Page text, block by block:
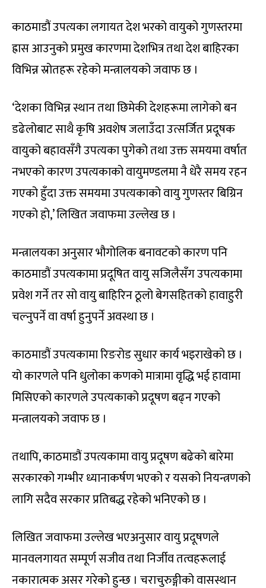
काठमाडौं उपत्यका लगायत देश भरको वायुको गुणस्तरमा
ह्रास आउनुको प्रमुख कारणमा देशभित्र तथा देश बाहिरका
विभिन्न स्रोतहरू रहेको मन्त्रालयको जवाफ छ ।
‘देशका विभिन्न स्थान तथा छिमेकी देशहरूमा लागेको बन
डढेलोबाट साथै कृषि अवशेष जलाउँदा उत्सर्जित प्रदूषक
वायुको बहावसँगै उपत्यका पुगेको तथा उक्त समयमा वर्षात
नभएको कारण उपत्यकाको वायुमण्डलमा नै धेरै समय रहन
गएको हुँदा उक्त समयमा उपत्यकाको वायु गुणस्तर बिग्रिन
गएको हो,’ लिखित जवाफमा उल्लेख छ ।
मन्त्रालयका अनुसार भौगोलिक बनावटको कारण पनि
काठमाडौं उपत्यकामा प्रदूषित वायु सजिलैसँग उपत्यकामा
प्रवेश गर्ने तर सो वायु बाहिरिन ठूलो बेगसहितको हावाहुरी
चल्नुपर्ने वा वर्षा हुनुपर्ने अवस्था छ ।
काठमाडौं उपत्यकामा रिङरोड सुधार कार्य भइराखेको छ ।
यो कारणले पनि धुलोका कणको मात्रामा वृद्धि भई हावामा
मिसिएको कारणले उपत्यकाको प्रदूषण बढ्न गएको
मन्त्रालयको जवाफ छ ।
तथापि, काठमाडौं उपत्यकामा वायु प्रदूषण बढेको बारेमा
सरकारको गम्भीर ध्यानाकर्षण भएको र यसको नियन्त्रणको
लागि सदैव सरकार प्रतिबद्ध रहेको भनिएको छ ।
लिखित जवाफमा उल्लेख भएअनुसार वायु प्रदूषणले
मानवलगायत सम्पूर्ण सजीव तथा निर्जीव तत्वहरूलाई
नकारात्मक असर गरेको हुन्छ । चराचुरुङ्गीको वासस्थान